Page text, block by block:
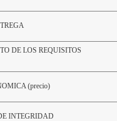
DE LOS REQUISITOS
(precio)
INTEGRIDAD